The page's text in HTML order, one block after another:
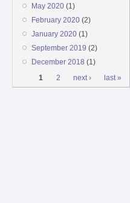
May 2020(1)
February 2020(2)
January 2020(1)
September 2019 (2)
December 2018 (1)
Pages
1 2 next › last »